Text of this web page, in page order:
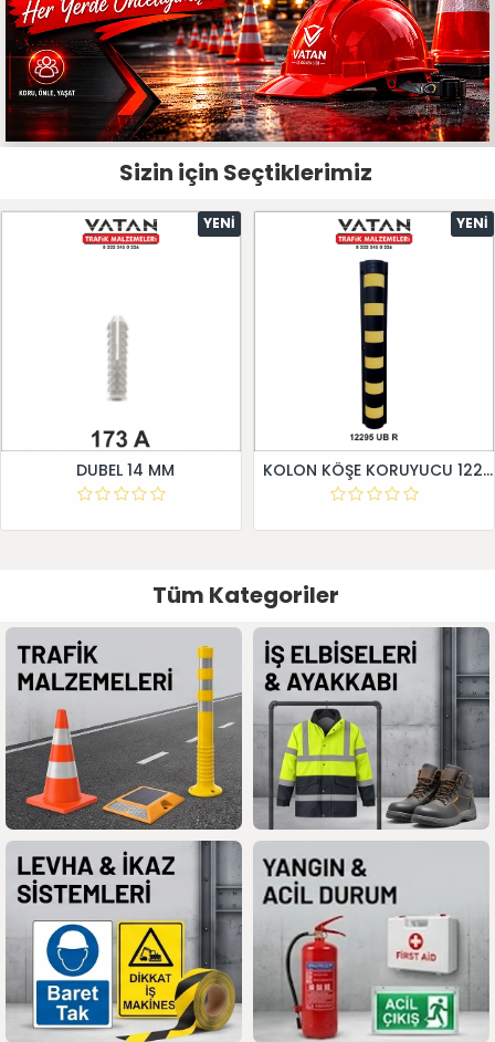
Sizin için Seçtiklerimiz
YENI
DUBEL 14 MM
YENI
KOLON KÖŞE KORUYUCU 12295 UB R
Tüm Kategoriler